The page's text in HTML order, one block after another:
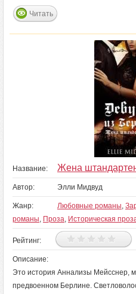
Читать
Название: Жена
Автор: Элли Мидвуд
Жанр: Любовные романы,
романы, Проза, Историческая
Рейтинг:
Описание:
Это история Аннализы Мейсснер,
предвоенном Берлине.